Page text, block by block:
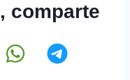
comparte